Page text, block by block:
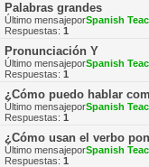
Palabras grandes
Último mensajeporSpanish
Respuestas: 1
Pronunciación Y
Último mensajeporSpanish
Respuestas: 1
¿Cómo puedo hablar
Último mensajeporSpanish
Respuestas: 1
¿Cómo usan el verbo
Último mensajeporSpanish
Respuestas: 1